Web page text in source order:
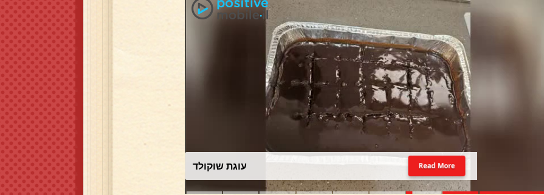
עוגת שוקולד Read More